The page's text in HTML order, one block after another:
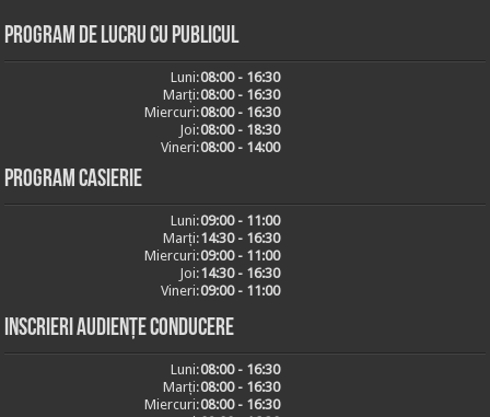
Program de lucru cu publicul
Luni:08:00 - 16:30
Marți:08:00 - 16:30
Miercuri:08:00 - 16:30
Joi:08:00 - 18:30
Vineri:08:00 - 14:00
Program casierie
Luni:09:00 - 11:00
Marți:14:30 - 16:30
Miercuri:09:00 - 11:00
Joi:14:30 - 16:30
Vineri:09:00 - 11:00
Inscrieri audiențe conducere
Luni:08:00 - 16:30
Marți:08:00 - 16:30
Miercuri:08:00 - 16:30